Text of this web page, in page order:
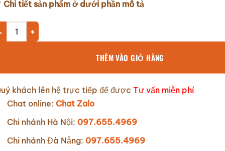
Chi tiết sản phẩm ở dưới phần mô tả
đài phun nước Lubi Ấn Độ Model: LHL164 1.5Kw 220V số
THÊM VÀO GIỎ HÀNG
khách lên hệ trực tiếp để đượcTư vấn miễn phí
Chat online: Chat Zalo
Chi nhánh Hà Nội: 097.655.4969
Chi nhánh Đà Nẵng: 097.655.4969